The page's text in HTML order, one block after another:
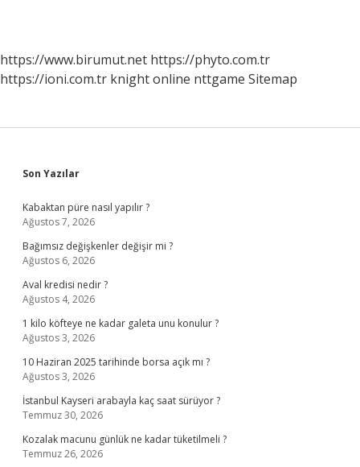
https://www.birumut.net https://phyto.com.tr
https://ioni.com.tr knight online nttgame Sitemap
Sidebar
Son Yazılar
Kabaktan püre nasıl yapılır ?
Ağustos 7, 2026
Bağımsız değişkenler değişir mi ?
Ağustos 6, 2026
Aval kredisi nedir ?
Ağustos 4, 2026
1 kilo köfteye ne kadar galeta unu konulur ?
Ağustos 3, 2026
10 Haziran 2025 tarihinde borsa açık mı ?
Ağustos 3, 2026
İstanbul Kayseri arabayla kaç saat sürüyor ?
Temmuz 30, 2026
Kozalak macunu günlük ne kadar tüketilmeli ?
Temmuz 26, 2026